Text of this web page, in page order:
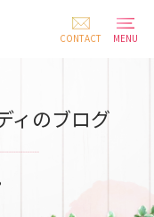
CONTACT
MENU
ィのブログ